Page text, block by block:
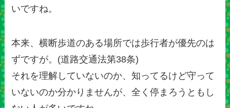
いですね。
本来、横断歩道のある場所では歩行者が優先のは
ずですが。(道路交通法第38条)
それを理解していないのか、知ってるけど守って
いないのか分かりませんが、全く停まろうともし